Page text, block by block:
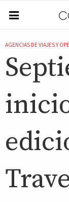
AGENCIAS DE VIAJES Y